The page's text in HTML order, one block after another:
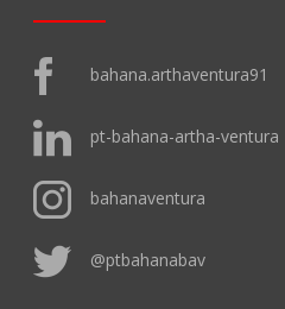
bahana.arthaventura91
pt-bahana-artha-ventura
bahanaventura
@ptbahanabav